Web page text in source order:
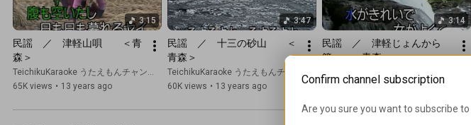
3:15
民謡　／　津軽山唄　　＜青
森＞
TeichikuKaraoke うたえもんチャンネル
65K views • 13 years ago
3:47
民謡　／　十三の砂山　　＜
青森＞
TeichikuKaraoke うたえもんチャンネル
60K views • 13 years ago
3:14
民謡　／　津軽じょんから
節　　＜青森＞
TeichikuKaraoke うたえもんチャンネル
34K views • 13 years ago
Confirm channel subscription
Are you sure you want to subscribe to